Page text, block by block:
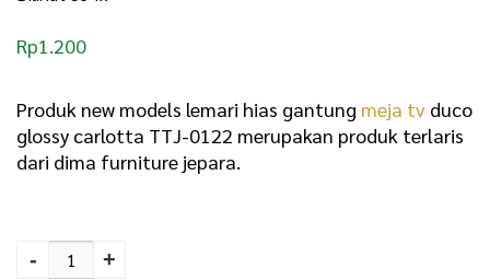
Rp1.200
Produk new models lemari hias gantung meja tv duco
glossy carlotta TTJ-0122 merupakan produk terlaris
dari dima furniture jepara.
Gantung Meja TV Duco
- +